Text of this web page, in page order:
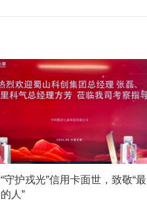
守护戎光”信用卡面世，致敬“最
人”